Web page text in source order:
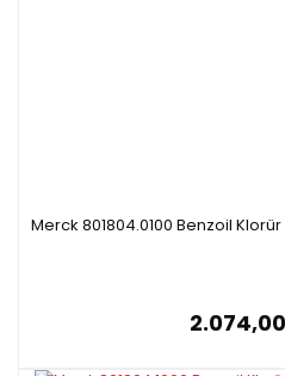
Merck 801804.0100 Benzoil